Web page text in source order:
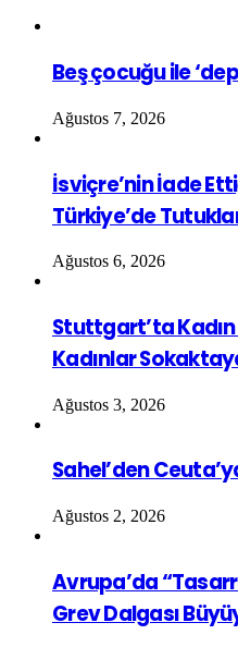
Beş çocuğu ile
Ağustos 7, 2026
İsviçre’nin İade
Türkiye’de
Ağustos 6, 2026
Stuttgart’ta Kadın
Kadınlar
Ağustos 3, 2026
Sahel’den
Ağustos 2, 2026
Avrupa’da
Grev Dalgası